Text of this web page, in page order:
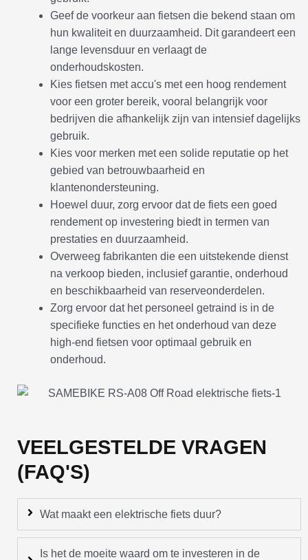
Geef de voorkeur aan fietsen die bekend staan om
hun kwaliteit en duurzaamheid. Dit garandeert een
lange levensduur en verlaagt de
onderhoudskosten.
Kies fietsen met accu's met een hoog rendement
voor een groter bereik, vooral belangrijk voor
bedrijven die afhankelijk zijn van intensief dagelijks
gebruik.
Kies voor merken met een solide reputatie op het
gebied van betrouwbaarheid en
klantenondersteuning.
Hoewel duur, zorg ervoor dat de fiets een goed
rendement op investering biedt in termen van
prestaties en duurzaamheid.
Overweeg fabrikanten die een uitstekende dienst
na verkoop bieden, inclusief garantie, onderhoud
en beschikbaarheid van reserveonderdelen.
Zorg ervoor dat het personeel getraind is in de
specifieke functies en het onderhoud van deze
high-end fietsen voor optimaal gebruik en
onderhoud.
VEELGESTELDE VRAGEN
(FAQ'S)
Wat maakt een elektrische fiets duur?
Is het de moeite waard om te investeren in de